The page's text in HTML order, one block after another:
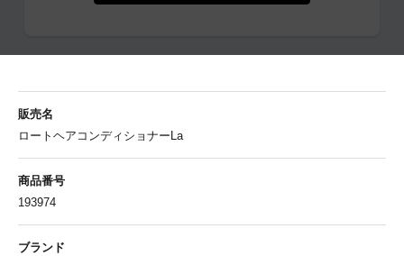
販売名
ロートヘアコンディショナーLa
商品番号
193974
ブランド